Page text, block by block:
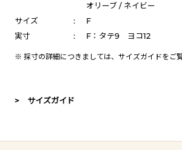
オリーブ / ネイビー
サイズ
:
F
実寸
: F：タテ9 ヨコ12
※ 採寸の詳細につきましては、 サイズガイドをご
> サイズガイド